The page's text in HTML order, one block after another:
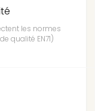
les normes
qualité EN71)